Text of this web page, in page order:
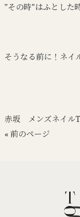
"その時"はふとした
そうなる前に！ネイ
赤坂 メンズネイル
« 前のページ